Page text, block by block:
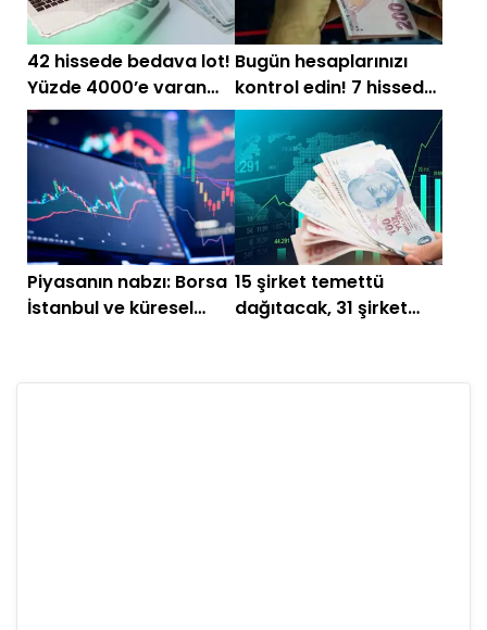
42 hissede bedava lot!
Yüzde 4000’e varan
bedelsiz listesi
Bugün hesaplarınızı
kontrol edin! 7 hissede
ödeme günü
Piyasanın nabzı: Borsa
İstanbul ve küresel
15 şirket temettü
dağıtacak, 31 şirket